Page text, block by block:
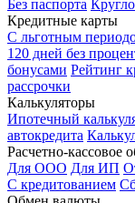
Без паспорта
Кредитные карты
С льготным
120 дней без
бонусами Рейтинг
рассрочки
Калькуляторы
Ипотечный
автокредита
Расчетно-кассовое
Для ООО Для ИП
С кредитованием